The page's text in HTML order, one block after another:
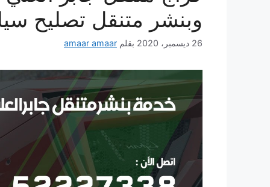
وبنشر متنقل تصليح
26 ديسمبر، 2020 بقلم amaar amaar